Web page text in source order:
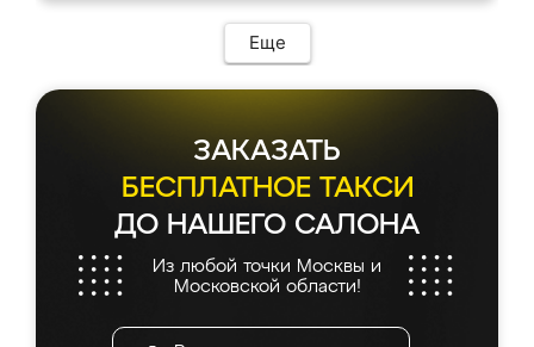
Еще
ЗАКАЗАТЬ
БЕСПЛАТНОЕ ТАКСИ
ДО НАШЕГО САЛОНА
Из любой точки Москвы и
Московской области!